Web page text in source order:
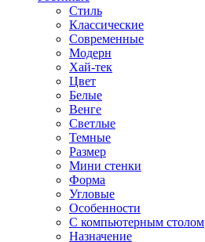
Стиль
Классические
Современные
Модерн
Хай-тек
Цвет
Белые
Венге
Светлые
Темные
Размер
Мини стенки
Форма
Угловые
Особенности
С компьютерным столом
Назначение